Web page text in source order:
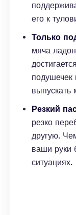
его к
Только
мяча
подушечек
выпускать
Резкий
резко
другую.
ваши руки
ситуациях.